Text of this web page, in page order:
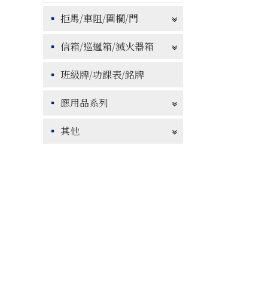
拒馬/車阻/圍欄/門
信箱/巡邏箱/滅火器箱
班級牌/功課表/銘牌
應用品系列
其他